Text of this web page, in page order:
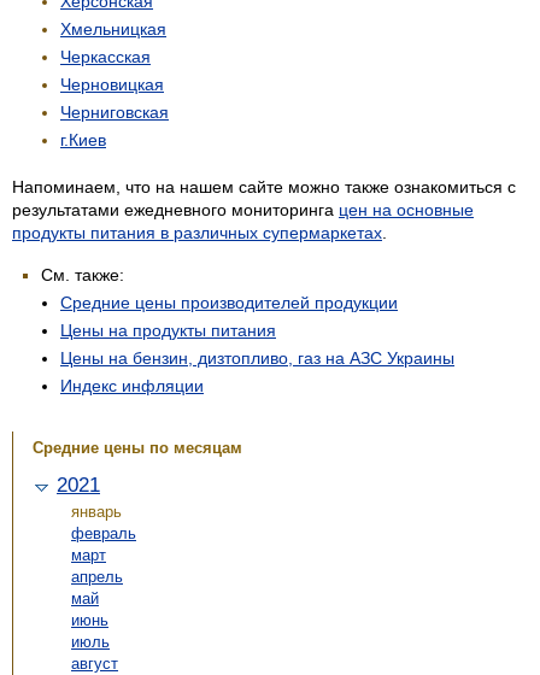
Хмельницкая
Черкасская
Черновицкая
Черниговская
г.Киев
Напоминаем, что на нашем сайте можно также ознакомиться с
результатами ежедневного мониторинга цен на основные
продукты питания в различных супермаркетах
См. также:
Средние цены производителей продукции
Цены на продукты питания
Цены на бензин, дизтопливо, газ на АЗС Украины
Индекс инфляции
Средние цены по месяцам
2021
январь
февраль
март
апрель
май
июнь
июль
август